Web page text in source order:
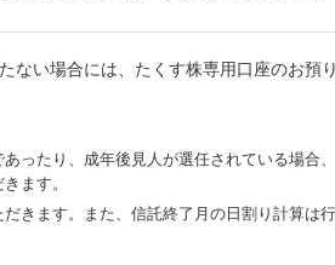
ない場合には、たくす株専用口座のお預
ったり、成年後見人が選任されている場合
ます。
きます。また、信託終了月の日割り計算は